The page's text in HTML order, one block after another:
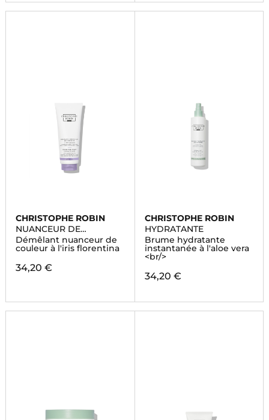
CHRISTOPHE ROBIN
NUANCEUR DE
COULEUR
Démêlant nuanceur de
couleur à l'iris florentina
34,20 €
CHRISTOPHE ROBIN
HYDRATANTE
Brume hydratante
instantanée à l'aloe vera
<br/>
34,20 €